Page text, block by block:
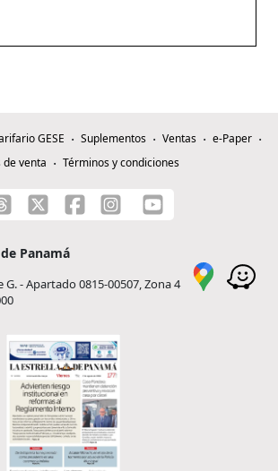
GESE Suplementos Ventas
e-Paper
de venta
Términos y condiciones
Panamá
- Apartado 0815-00507, Zona 4